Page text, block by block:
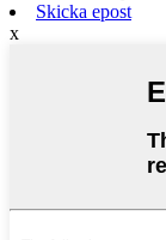
Skicka epost
x